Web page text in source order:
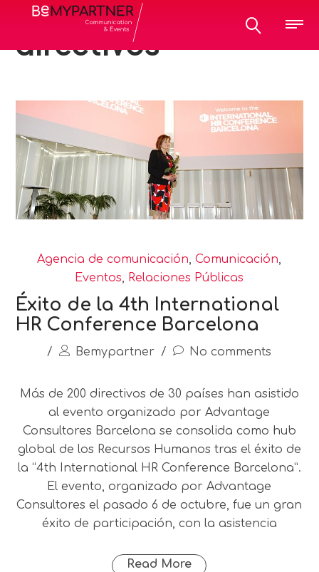
All posts tagged:
directivos
Agencia de comunicación ,Comunicación
Eventos
Relaciones Públicas
Éxito de la 4th International
HR Conference Barcelona
/ Bemypartner / No comments
Más de 200 directivos de 30 países han asistido
al evento organizado por Advantage
Consultores Barcelona se consolida como hub
global de los Recursos Humanos tras el éxito de
la “4th International HR Conference Barcelona”.
El evento, organizado por Advantage
Consultores el pasado 6 de octubre, fue un gran
éxito de participación, con la asistencia
Read More